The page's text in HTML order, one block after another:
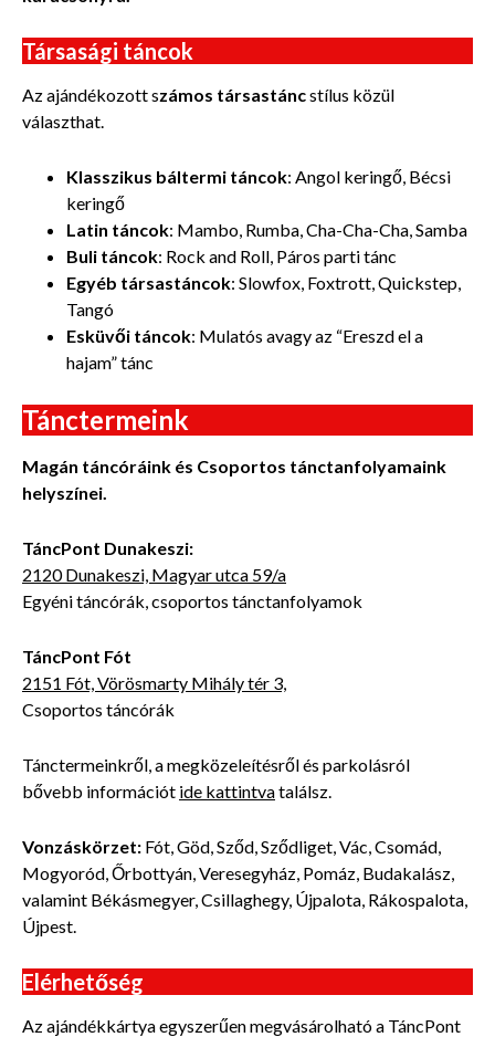
Társasági táncok
Az ajándékozott számos társastáncstílus közül
választhat.
Klasszikus báltermi táncok: Angol keringő, Bécsi
keringő
Latin táncok: Mambo, Rumba, Cha-Cha-Cha, Samba
Buli táncok: Rock and Roll, Páros parti tánc
Egyéb társastáncok: Slowfox, Foxtrott, Quickstep,
Tangó
Esküvői táncok: Mulatós avagy az “Ereszd el a
hajam” tánc
Tánctermeink
Magán táncóráink és Csoportos tánctanfolyamaink
helyszínei.
TáncPont Dunakeszi:
2120 Dunakeszi, Magyar utca 59/a
Egyéni táncórák, csoportos tánctanfolyamok
TáncPont Fót
2151 Fót, Vörösmarty Mihály tér 3,
Csoportos táncórák
Tánctermeinkről, a megközeleítésről és parkolásról
bővebb információt ide kattintvatalálsz.
Vonzáskörzet: Fót, Göd, Sződ, Sződliget, Vác, Csomád,
Mogyoród, Őrbottyán, Veresegyház, Pomáz, Budakalász,
valamint Békásmegyer, Csillaghegy, Újpalota, Rákospalota,
Újpest.
Elérhetőség
Az ajándékkártya egyszerűen megvásárolható a TáncPont